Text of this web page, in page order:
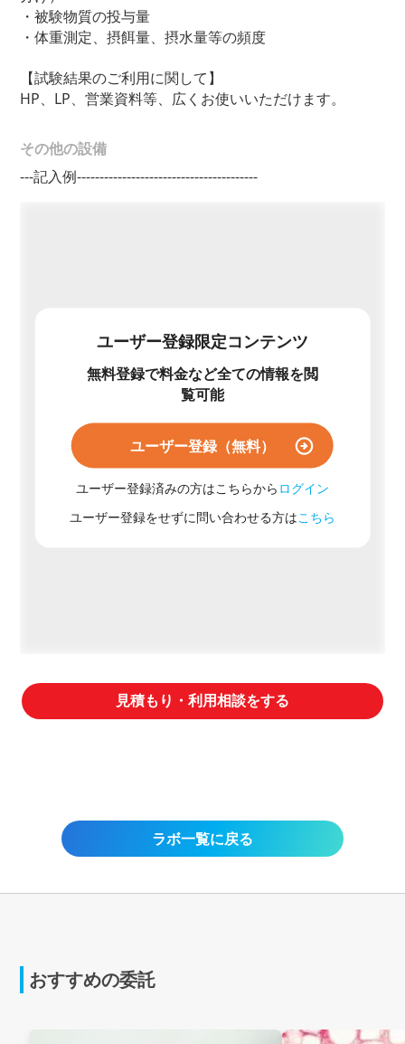
・被験物質の投与量
・体重測定、摂餌量、摂水量等の頻度
【試験結果のご利用に関して】
HP、LP、営業資料等、広くお使いいただけます。
その他の設備
---記入例----------------------------------------
ユーザー登録限定コンテンツ
無料登録で料金など全ての情報を閲
覧可能
ユーザー登録（無料）
ユーザー登録済みの方はこちらから ログイン
ユーザー登録をせずに問い合わせる方はこちら
見積もり・利用相談をする
ラボ一覧に戻る
おすすめの委託